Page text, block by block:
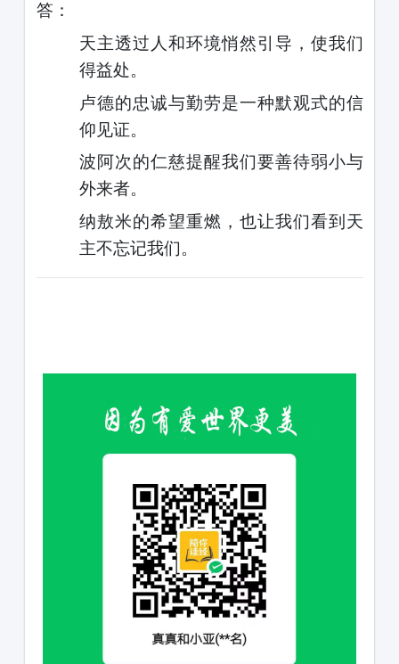
答：
天主透过人和环境悄然引导，使我们
得益处。
卢德的忠诚与勤劳是一种默观式的信
仰见证。
波阿次的仁慈提醒我们要善待弱小与
外来者。
纳敖米的希望重燃，也让我们看到天
主不忘记我们。